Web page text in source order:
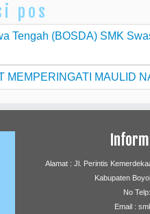
pos
Tengah (BOSDA) SMK
MEMPERINGATI MAULID
Alamat : Jl. Perintis
Kabupaten
No
Email :